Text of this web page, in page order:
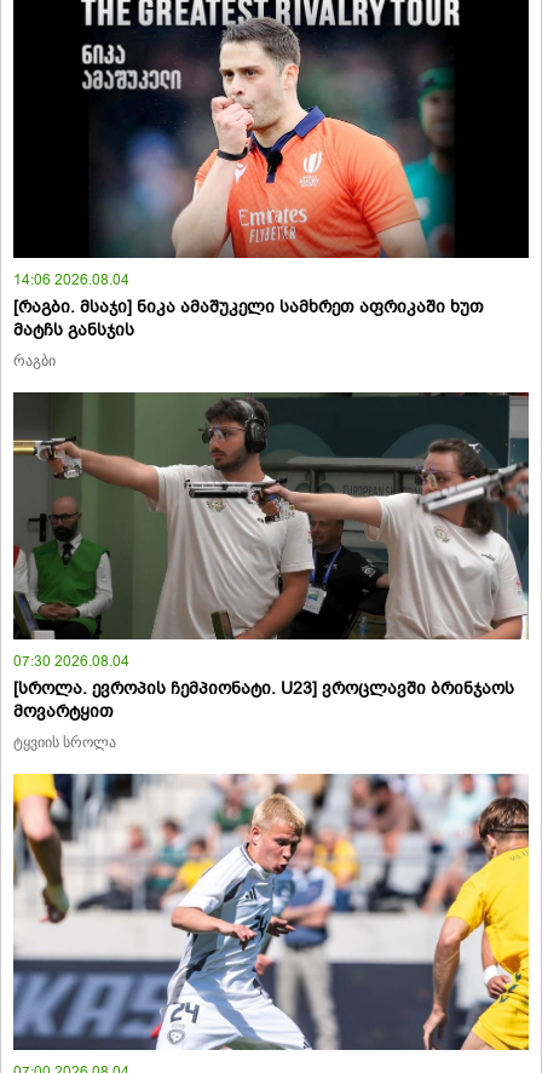
14:06 2026.08.04
[რაგბი. მსაჯი] ნიკა ამაშუკელი სამხრეთ აფრიკაში ხუთ
მატჩს განსჯის
რაგბი
07:30 2026.08.04
[სროლა. ევროპის ჩემპიონატი. U23] ვროცლავში ბრინჯაოს
მოვარტყით
ტყვიის სროლა